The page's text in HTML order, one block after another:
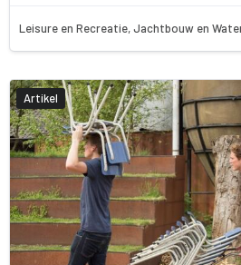
Leisure en Recreatie, Jachtbouw en
Artikel